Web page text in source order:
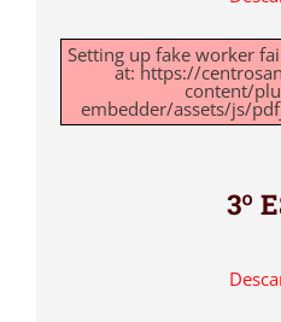
Setting up fake worker
at: https://
content/
embedder/assets/js/
3º